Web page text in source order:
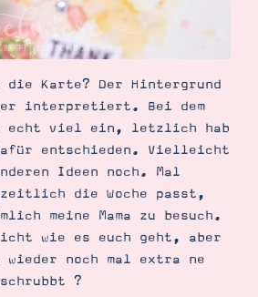
Karte? Der Hintergrund
interpretiert. Bei dem
echt viel ein, letzlich hab
entschieden. Vielleicht
Ideen noch. Mal
zeitlich die Woche passt,
meine Mama zu besuch.
wie es euch geht, aber
wieder noch mal extra ne
?